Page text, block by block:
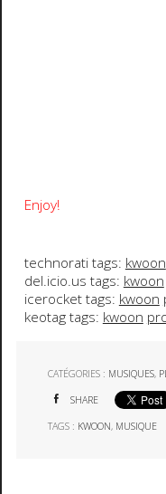
Enjoy!
technorati tags: kwoon
del.icio.us tags: kwoon
icerocket tags: kwoon
keotag tags: kwoon
CATÉGORIES : MUSIQUES,
SHARE
TAGS : KWOON, MUSIQUE